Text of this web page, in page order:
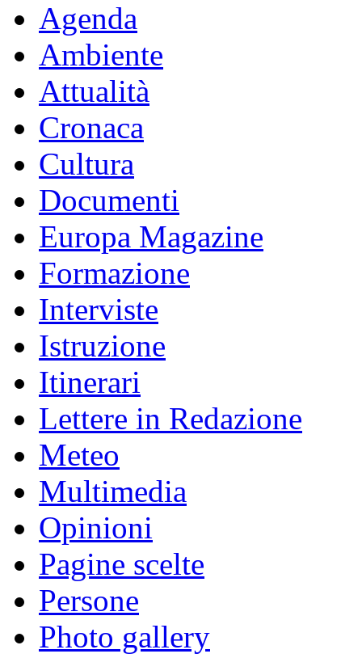
Agenda
Ambiente
Attualità
Cronaca
Cultura
Documenti
Europa Magazine
Formazione
Interviste
Istruzione
Itinerari
Lettere in Redazione
Meteo
Multimedia
Opinioni
Pagine scelte
Persone
Photo gallery